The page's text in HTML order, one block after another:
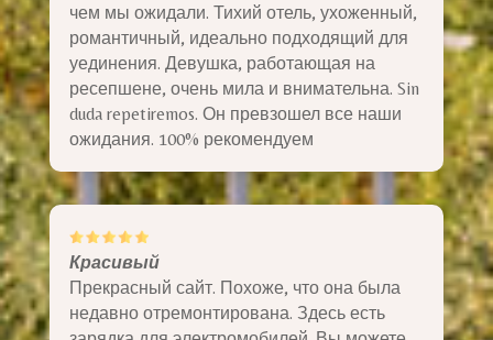
чем мы ожидали. Тихий отель, ухоженный,
романтичный, идеально подходящий для
уединения. Девушка, работающая на
ресепшене, очень мила и внимательна. Sin
duda repetiremos. Он превзошел все наши
ожидания. 100% рекомендуем
Красивый
Прекрасный сайт. Похоже, что она была
недавно отремонтирована. Здесь есть